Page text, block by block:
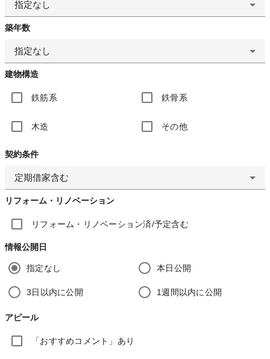
指定なし
築年数
指定なし
建物構造
鉄筋系 鉄骨系
木造 その他
契約条件
定期借家含む
リフォーム・リノベーション
リフォーム・リノベーション済/予定含む
情報公開日
指定なし 本日公開
3日以内に公開 1週間以内に公開
アピール
「おすすめコメント」あり